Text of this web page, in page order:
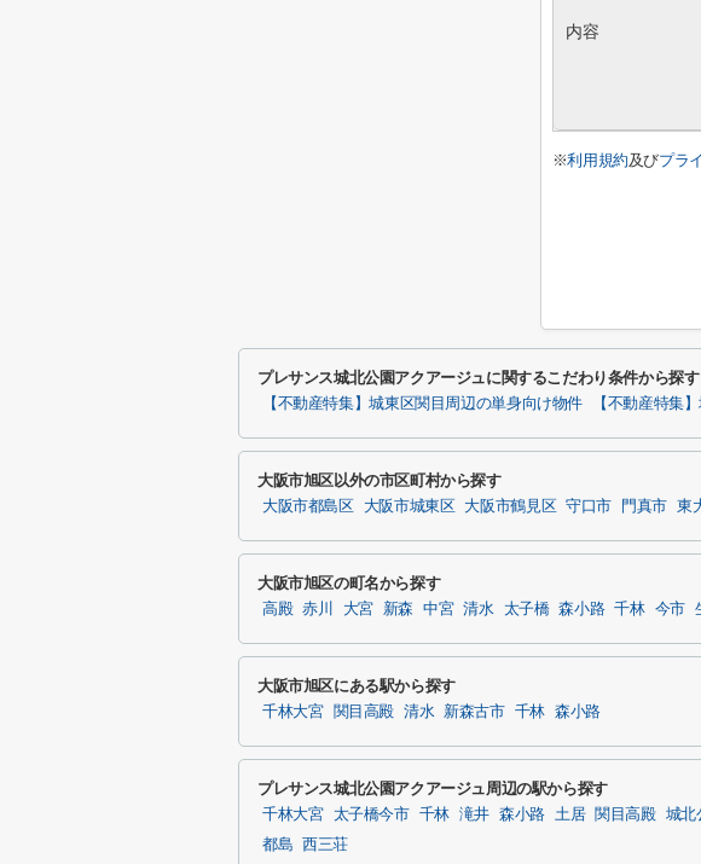
内容
※利用規約及びプラ
プレサンス城北公園アクアージュに関するこだわり条件から探す
【不動産特集】城東区関目周辺の単身向け物件 【不動産特集
大阪市旭区以外の市区町村から探す
大阪市都島区 大阪市城東区 大阪市鶴見区 守口市 門真市 東
大阪市旭区の町名から探す
高殿 赤川 大宮 新森 中宮 清水 太子橋 森小路 千林 今市
大阪市旭区にある駅から探す
千林大宮 関目高殿 清水 新森古市 千林 森小路
プレサンス城北公園アクアージュ周辺の駅から探す
千林大宮 太子橋今市 千林 滝井 森小路 土居 関目高殿 城北
都島
西三荘